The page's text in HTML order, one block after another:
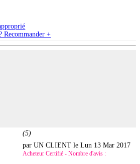
Recommander +
(5)
par UN CLIENT leLun 13 Mar 2017
Acheteur Certifié - Nombre d'avis :